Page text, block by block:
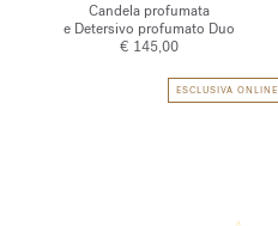
Candela profumata
e Detersivo profumato Duo
€ 145,00
ESCLUSIVA ONLINE